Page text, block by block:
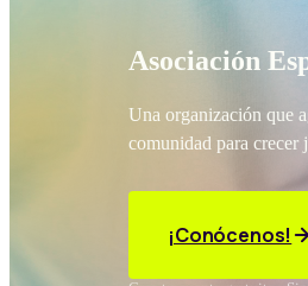
Asociación
Una organización que
comunidad para crecer
¡Conócenos!
Crea tu cuenta gratuita · Sin